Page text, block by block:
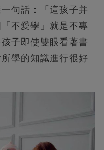
句話：「這孩子并
不愛學」就是不專
子即使雙眼看著書
學的知識進行很好